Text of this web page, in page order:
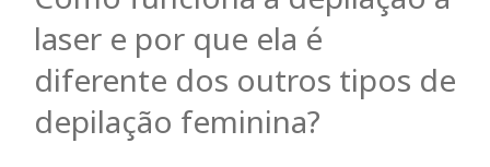
laser e por que ela é
diferente dos outros tipos de
depilação feminina?